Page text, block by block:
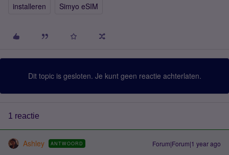
installeren Simyo eSIM
Dit topic is gesloten. Je kunt geen reactie achterlaten.
1 reactie
Ashley ANTWOORD Forum|Forum|1 year ago